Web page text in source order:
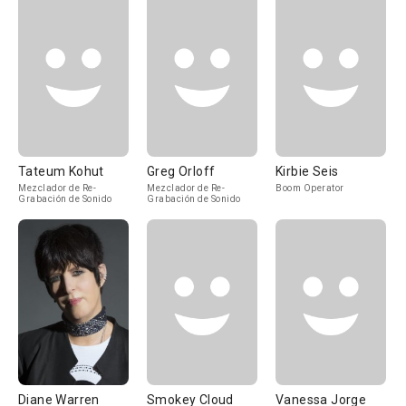
Tateum Kohut
Mezclador de Re-
Grabación de Sonido
Greg Orloff
Mezclador de Re-
Grabación de Sonido
Kirbie Seis
Boom Operator
Diane Warren Smokey Cloud Vanessa Jorge